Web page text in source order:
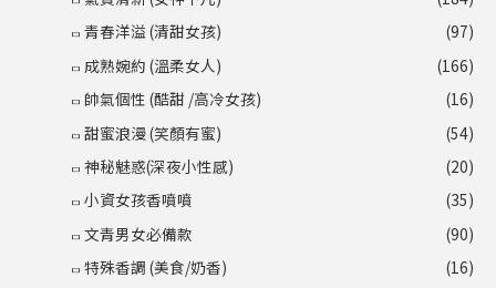
青春洋溢 (清甜女孩)
(97)
成熟婉約 (溫柔女人)
(166)
帥氣個性 (酷甜 /高冷女孩)
(16)
甜蜜浪漫 (笑顏有蜜)
(54)
神秘魅惑(深夜小性感)
(20)
小資女孩香噴噴
(35)
文青男女必備款
(90)
特殊香調 (美食/奶香)
(16)